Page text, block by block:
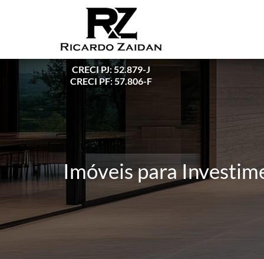
CRECI PJ: 52.879-J
CRECI PF: 57.806-F
Imóveis para